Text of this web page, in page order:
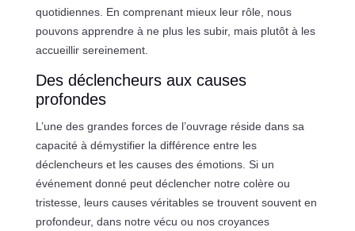
quotidiennes. En comprenant mieux leur rôle, nous
pouvons apprendre à ne plus les subir, mais plutôt à les
accueillir sereinement.
Des déclencheurs aux causes
profondes
L’une des grandes forces de l’ouvrage réside dans sa
capacité à démystifier la différence entre les
déclencheurs et les causes des émotions. Si un
événement donné peut déclencher notre colère ou
tristesse, leurs causes véritables se trouvent souvent en
profondeur, dans notre vécu ou nos croyances